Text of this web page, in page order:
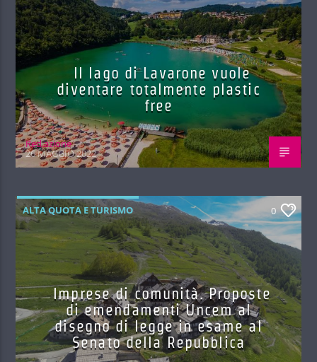
Il lago di Lavarone vuole
diventare totalmente plastic
free
Red.azione
26 MAGGIO 2022
ALTA QUOTA E TURISMO 0
Imprese di comunità. Proposte
di emendamenti Uncem al
disegno di legge in esame al
Senato della Repubblica